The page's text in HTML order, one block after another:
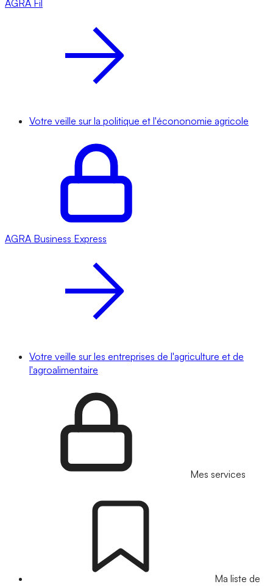
AGRA Fil
Votre veille sur la politique et l'écononomie agricole
AGRA Business Express
Votre veille sur les entreprises de l'agriculture et de
l'agroalimentaire
Mes services
Ma liste de